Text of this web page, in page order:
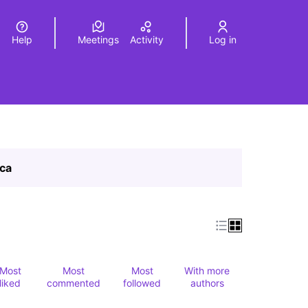
Elegir el idiomaChoose language
Help Meetings Activity Log in
Most
liked
Most
commented
Most
followed
With more
authors